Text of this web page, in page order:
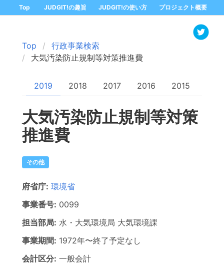
Top JUDGIT!の趣旨 JUDGIT!の使い方 プロジェクト概要
Top
行政事業検索
大気汚染防止規制等対策推進費
2019 2018 2017 2016 2015
大気汚染防止規制等対策
推進費
その他
府省庁: 環境省
事業番号: 0099
担当部局: 水・大気環境局 大気環境課
事業期間: 1972年〜終了予定なし
会計区分: 一般会計